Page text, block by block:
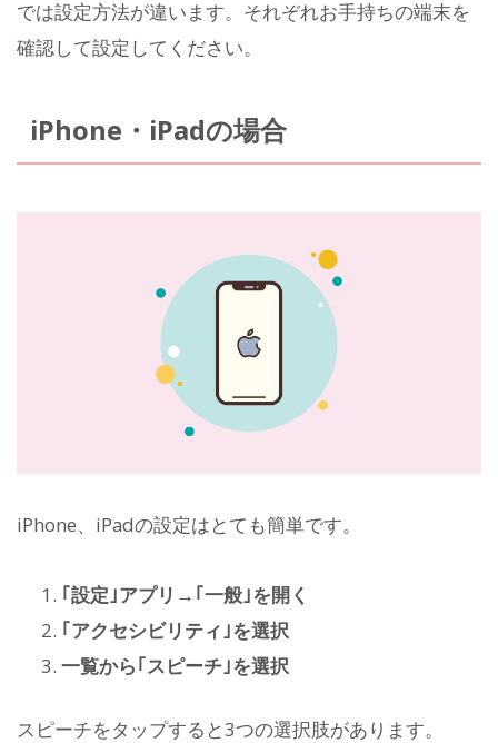
では設定方法が違います。それぞれお手持ちの端末を
確認して設定してください。
iPhone・iPadの場合
iPhone、iPadの設定はとても簡単です。
｢設定｣アプリ→｢一般｣を開く
｢アクセシビリティ｣を選択
一覧から｢スピーチ｣を選択
スピーチをタップすると3つの選択肢があります。